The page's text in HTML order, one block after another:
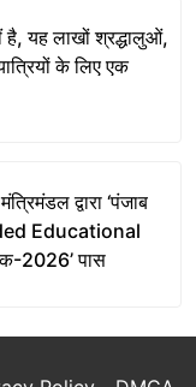
यह लाखों श्रद्धालुओं,
के लिए एक
द्वारा ‘पंजाब
Educational
2026’ पास